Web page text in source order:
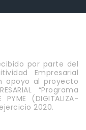
por parte del
Empresarial
apoyo al proyecto
“Programa
PYME (DIGITALIZA-
2020.